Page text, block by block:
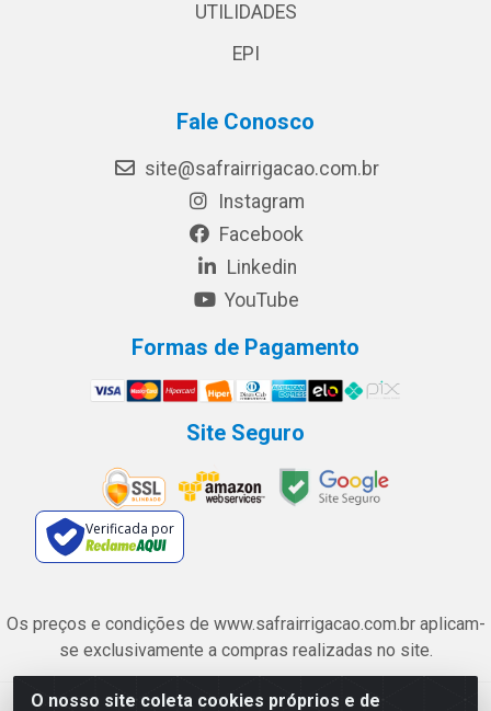
O nosso site coleta cookies próprios e de
UTILIDADES
EPI
Fale Conosco
site@safrairrigacao.com.br
Instagram
Facebook
Linkedin
YouTube
Formas de Pagamento
Site Seguro
Verificada por
Os preços e condições de www.safrairrigacao.com.br aplicam-
se exclusivamente a compras realizadas no site.